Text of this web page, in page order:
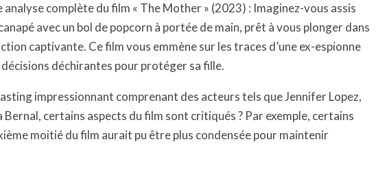
complète du film « The Mother » (2023) : Imaginez-vous assis
avec un bol de popcorn à portée de main, prêt à vous plonger dans
captivante. Ce film vous emmène sur les traces d’une ex-espionne
déchirantes pour protéger sa fille.
impressionnant comprenant des acteurs tels que Jennifer Lopez,
Bernal, certains aspects du film sont critiqués ? Par exemple, certains
moitié du film aurait pu être plus condensée pour maintenir